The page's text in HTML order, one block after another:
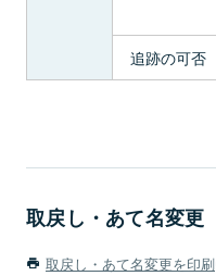
追跡の可否
取戻し・あて名変更
取戻し・あて名変更を印刷